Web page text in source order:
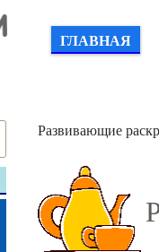
ГЛАВНАЯ
Развивающие